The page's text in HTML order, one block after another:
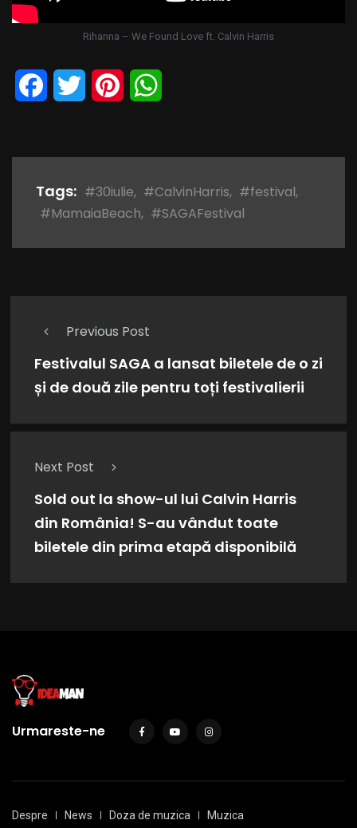
Rihanna – We Found Love ft. Calvin Harris
Facebook
Twitter Pinterest
Tags: #30iulie, #CalvinHarris, #festival,
#MamaiaBeach, #SAGAFestival
Previous Post
Festivalul SAGA a lansat biletele de o zi
și de două zile pentru toți festivalierii
Next Post
Sold out la show-ul lui Calvin Harris
din România! S-au vândut toate
biletele din prima etapă disponibilă
Urmareste-ne
Despre News Doza de muzica Muzica